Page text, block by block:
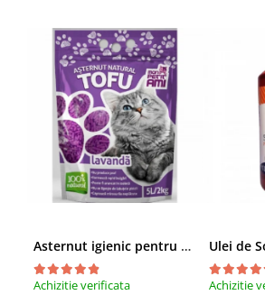
Asternut igienic pentru pisici Tofu Lavanda, Mon Petit 5 l
Achizitie verificata
Achizitie